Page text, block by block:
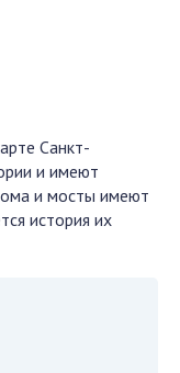
Санкт-
и имеют
и мосты имеют
история их